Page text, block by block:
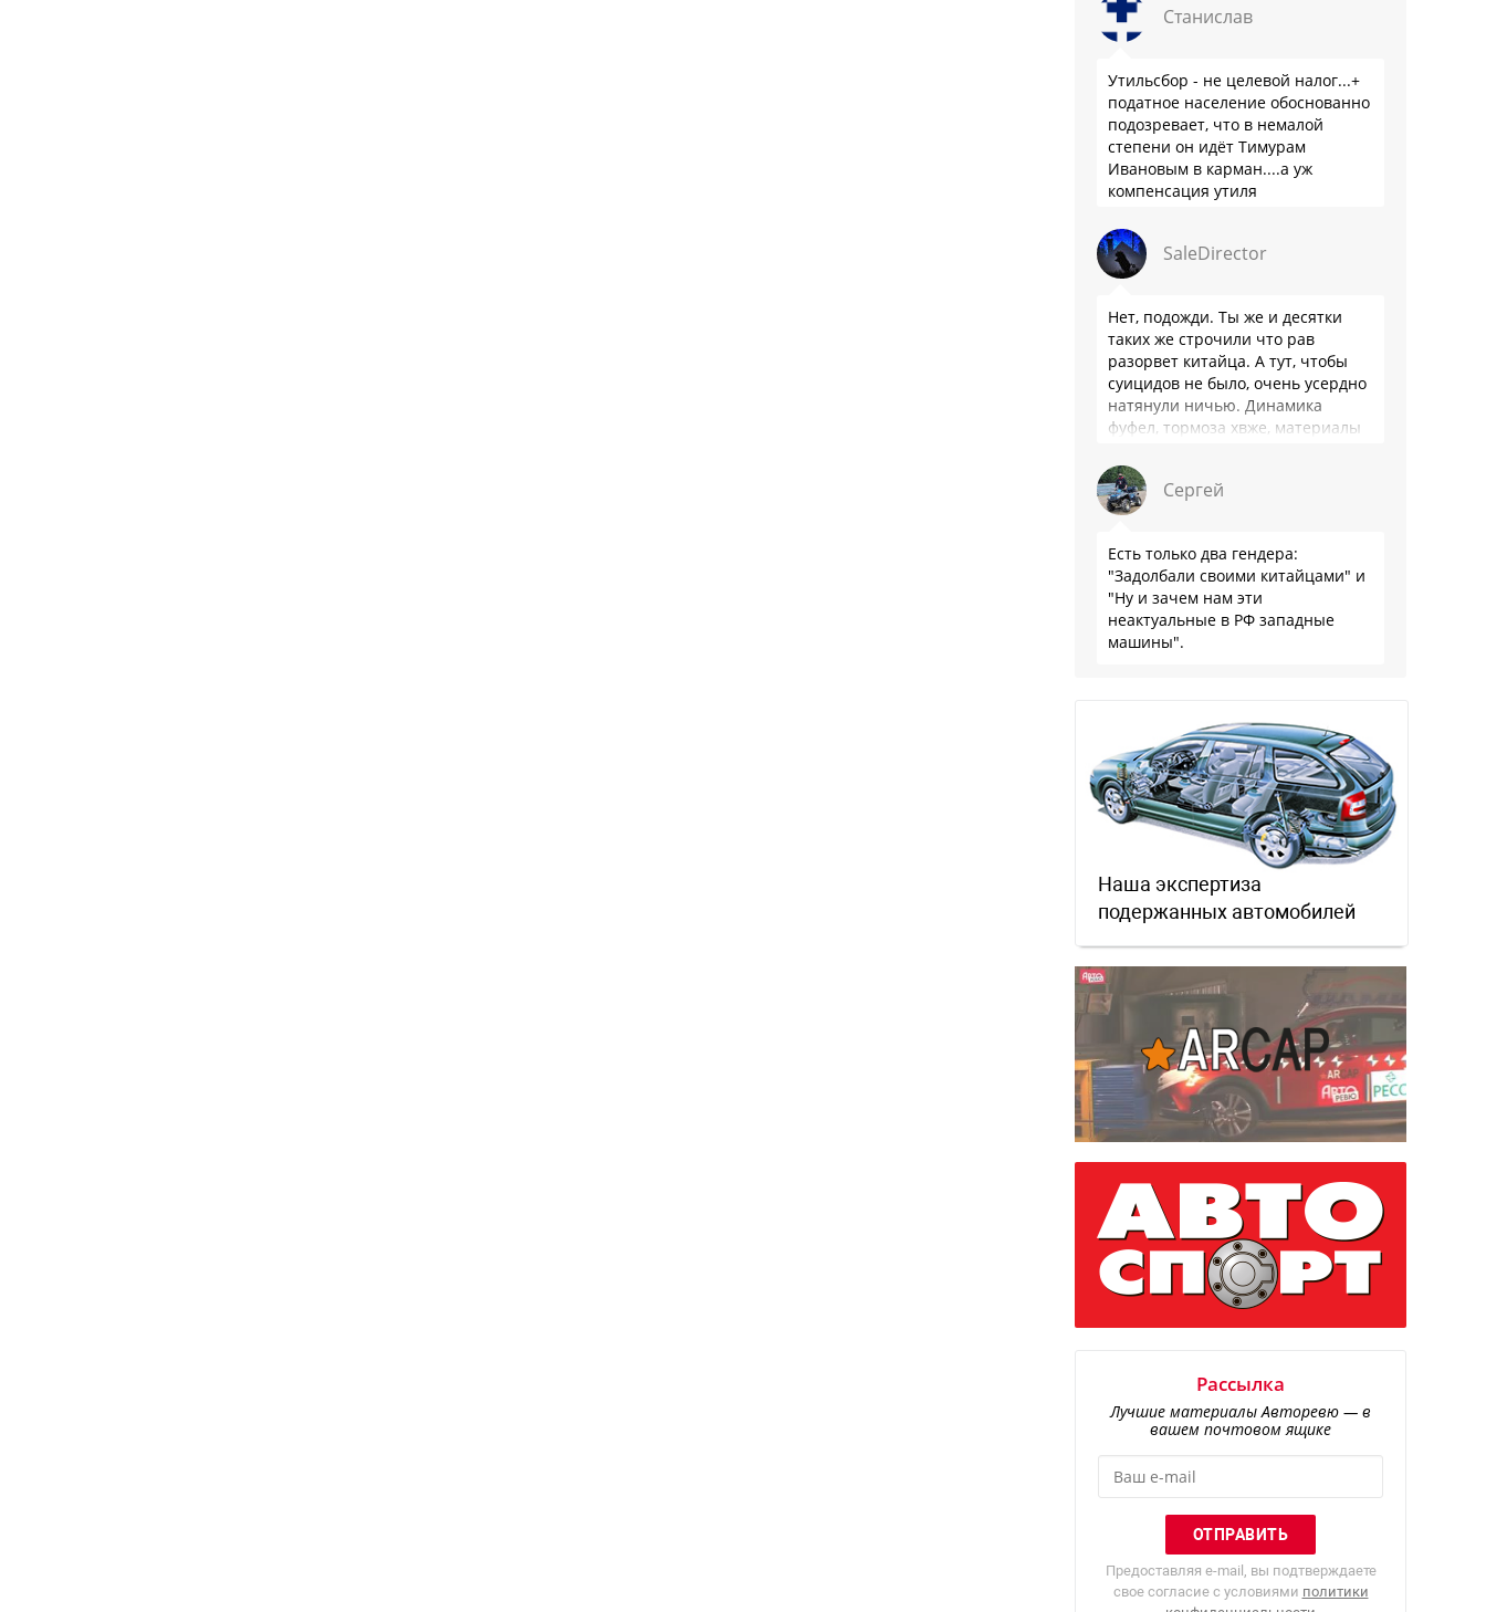
Станислав
Утильсбор - не целевой налог...+
податное население обоснованно
подозревает, что в немалой
степени он идёт Тимурам
Ивановым в карман....а уж
компенсация утиля
что прям эталон коррупции
SaleDirector
Нет, подожди. Ты же и десятки
таких же строчили что рав
разорвет китайца. А тут, чтобы
суицидов не было, очень усердно
натянули ничью. Динамика
фуфел, тормоза хвже, материалы
Сергей
Есть только два гендера:
"Задолбали своими китайцами" и
"Ну и зачем нам эти
неактуальные в РФ западные
машины".
Наша экспертиза
подержанных автомобилей
Рассылка
Лучшие материалы Авторевю — в
вашем почтовом ящике
Предоставляя e-mail, вы подтверждаете
свое согласие с условиями политики